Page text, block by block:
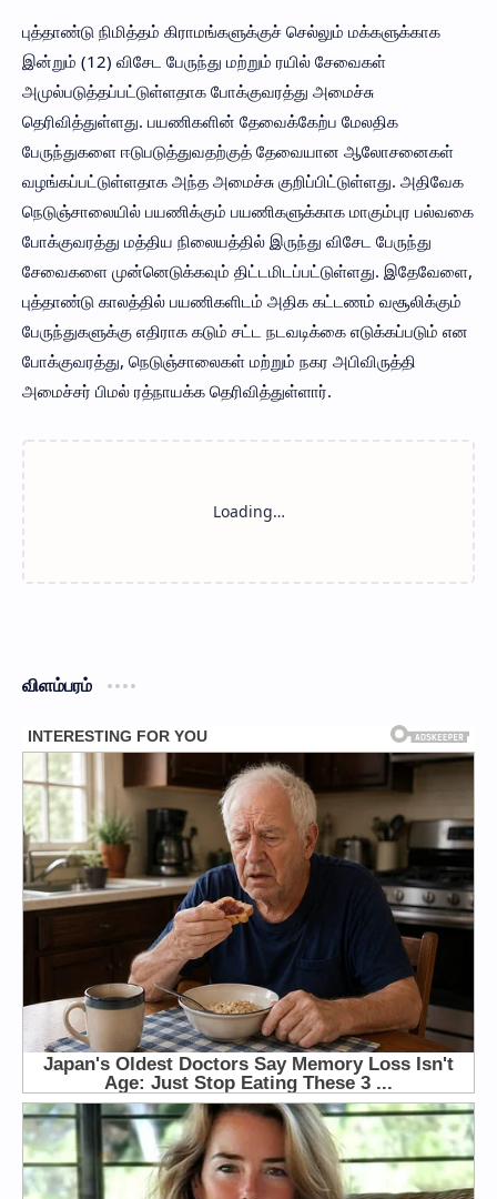
புத்தாண்டு நிமித்தம் கிராமங்களுக்குச் செல்லும் மக்களுக்காக
இன்றும் (12) விசேட பேருந்து மற்றும் ரயில் சேவைகள்
அமுல்படுத்தப்பட்டுள்ளதாக போக்குவரத்து அமைச்சு
தெரிவித்துள்ளது. பயணிகளின் தேவைக்கேற்ப மேலதிக
பேருந்துகளை ஈடுபடுத்துவதற்குத் தேவையான ஆலோசனைகள்
வழங்கப்பட்டுள்ளதாக அந்த அமைச்சு குறிப்பிட்டுள்ளது. அதிவேக
நெடுஞ்சாலையில் பயணிக்கும் பயணிகளுக்காக மாகும்புர பல்வகை
போக்குவரத்து மத்திய நிலையத்தில் இருந்து விசேட பேருந்து
சேவைகளை முன்னெடுக்கவும் திட்டமிடப்பட்டுள்ளது. இதேவேளை,
புத்தாண்டு காலத்தில் பயணிகளிடம் அதிக கட்டணம் வசூலிக்கும்
பேருந்துகளுக்கு எதிராக கடும் சட்ட நடவடிக்கை எடுக்கப்படும் என
போக்குவரத்து, நெடுஞ்சாலைகள் மற்றும் நகர அபிவிருத்தி
அமைச்சர் பிமல் ரத்நாயக்க தெரிவித்துள்ளார்.
விளம்பரம்